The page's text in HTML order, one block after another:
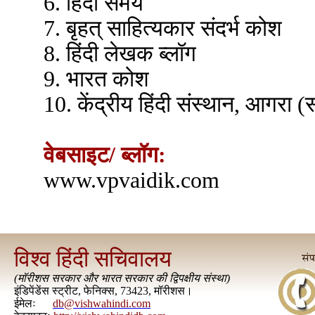
7. बृहत् साहित्यकार संदर्भ कोश
8. हिंदी लेखक ब्लॉग
9. भारत कोश
10. केंद्रीय हिंदी संस्थान, आगरा
वेबसाइट/ ब्लॉग:
www.vpvaidik.com
विश्व हिंदी सचिवालय
(मॉरीशस सरकार और भारत सरकार की द्विपक्षीय संस्था)
इंडिपेंडेंस स्ट्रीट, फेनिक्स, 73423, मॉरीशस।
ईमेलः
db@vishwahindi.com